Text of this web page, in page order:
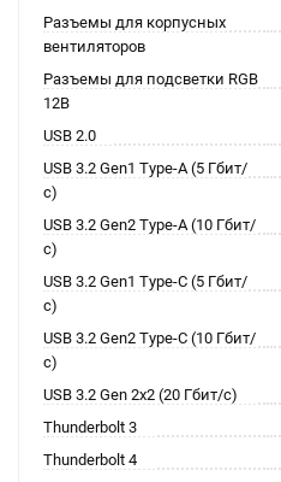
Разъемы для корпусных
вентиляторов
Разъемы для подсветки RGB
12В
USB 2.0
USB 3.2 Gen1 Type-A (5 Гбит/
с)
USB 3.2 Gen2 Type-A (10 Гбит/
с)
USB 3.2 Gen1 Type-C (5 Гбит/
с)
USB 3.2 Gen2 Type-C (10 Гбит/
с)
USB 3.2 Gen 2x2 (20 Гбит/с)
Thunderbolt 3
Thunderbolt 4